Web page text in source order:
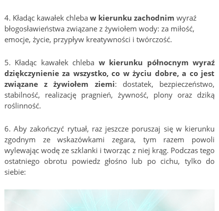
4. Kładąc kawałek chleba w kierunku zachodnim wyraź
błogosławieństwa związane z żywiołem wody: za miłość,
emocje, życie, przypływ kreatywności i twórczość.
5. Kładąc kawałek chleba w kierunku północnym wyraź
dziękczynienie za wszystko, co w życiu dobre, a co jest
związane z żywiołem ziemi: dostatek, bezpieczeństwo,
stabilność, realizację pragnień, żywność, plony oraz dziką
roślinność.
6. Aby zakończyć rytuał, raz jeszcze poruszaj się w kierunku
zgodnym ze wskazówkami zegara, tym razem powoli
wylewając wodę ze szklanki i tworząc z niej krąg. Podczas tego
ostatniego obrotu powiedz głośno lub po cichu, tylko do
siebie: